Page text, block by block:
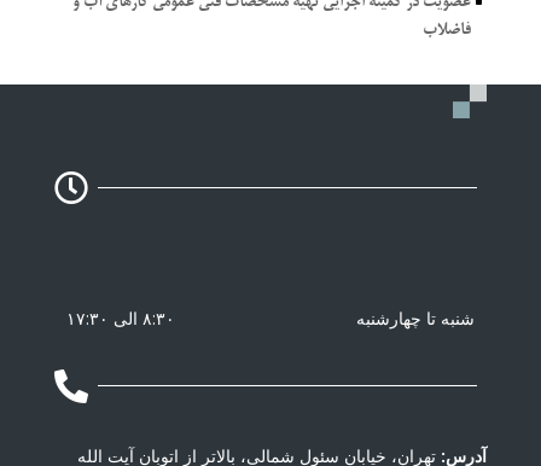
فاضلاب

شنبه تا چهارشنبه ۸:۳۰ الی ۱۷:۳۰

آدرس: تهران، خیابان سئول شمالی، بالاتر از اتوبان آیت الله